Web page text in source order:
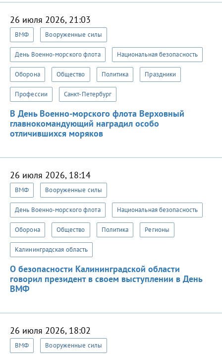
26 июля 2026, 21:03
ВМФ Вооруженные силы
День Военно-морского флота Национальная безопасность
Оборона Общество Политика Праздники
Профессии Санкт-Петербург
В День Военно-морского флота Верховный
главнокомандующий наградил особо
отличившихся моряков
26 июля 2026, 18:14
ВМФ Вооруженные силы
День Военно-морского флота Национальная безопасность
Оборона Общество Политика Регионы
Калининградская область
О безопасности Калининградской области
говорил президент в своем выступлении в День
ВМФ
26 июля 2026, 18:02
ВМФ Вооруженные силы